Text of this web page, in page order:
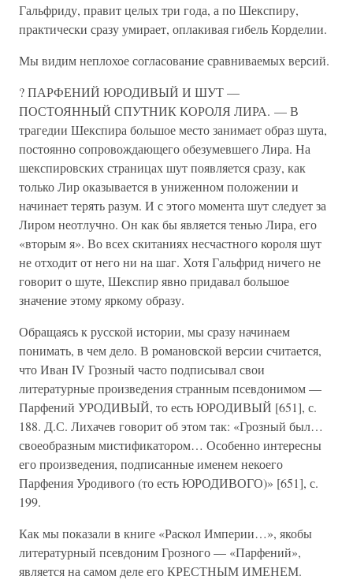
Гальфриду, правит целых три года, а по Шекспиру,
практически сразу умирает, оплакивая гибель Корделии.
Мы видим неплохое согласование сравниваемых версий.
? ПАРФЕНИЙ ЮРОДИВЫЙ И ШУТ —
ПОСТОЯННЫЙ СПУТНИК КОРОЛЯ ЛИРА. — В
трагедии Шекспира большое место занимает образ шута,
постоянно сопровождающего обезумевшего Лира. На
шекспировских страницах шут появляется сразу, как
только Лир оказывается в униженном положении и
начинает терять разум. И с этого момента шут следует за
Лиром неотлучно. Он как бы является тенью Лира, его
«вторым я». Во всех скитаниях несчастного короля шут
не отходит от него ни на шаг. Хотя Гальфрид ничего не
говорит о шуте, Шекспир явно придавал большое
значение этому яркому образу.
Обращаясь к русской истории, мы сразу начинаем
понимать, в чем дело. В романовской версии считается,
что Иван IV Грозный часто подписывал свои
литературные произведения странным псевдонимом —
Парфений УРОДИВЫЙ, то есть ЮРОДИВЫЙ [651], с.
188. Д.С. Лихачев говорит об этом так: «Грозный был…
своеобразным мистификатором… Особенно интересны
его произведения, подписанные именем некоего
Парфения Уродивого (то есть ЮРОДИВОГО)» [651], с.
199.
Как мы показали в книге «Раскол Империи…», якобы
литературный псевдоним Грозного — «Парфений»,
является на самом деле его КРЕСТНЫМ ИМЕНЕМ.